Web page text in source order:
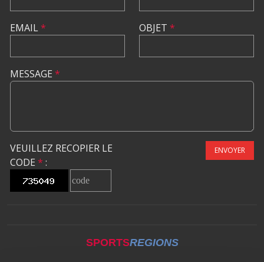
EMAIL* OBJET *
MESSAGE *
VEUILLEZ RECOPIER LE
CODE * :
ENVOYER
SPORTSREGIONS